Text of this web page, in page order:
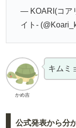
— KOARI(コア
イト-
かめ吉
キムミ
公式発表から分